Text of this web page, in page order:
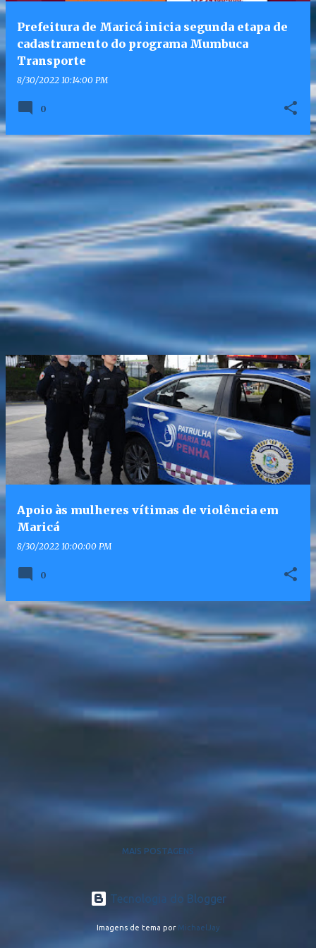
Prefeitura de Maricá inicia segunda etapa de
cadastramento do programa Mumbuca
Transporte
8/30/2022 10:14:00 PM
0
Apoio às mulheres vítimas de violência em
Maricá
8/30/2022 10:00:00 PM
0
MAIS POSTAGENS
Tecnologia do Blogger
Imagens de tema por MichaelJay